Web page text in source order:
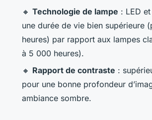
🔸 Technologie de lampe : LED
une durée de vie bien supérieure
heures) par rapport aux lampes
à 5 000 heures).
🔸 Rapport de contraste :
pour une bonne profondeur
ambiance sombre.